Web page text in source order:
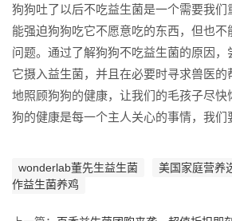
狗狗吐了以后不吃益生菌是一个需要我们
能强迫狗狗吃它不愿意吃的东西，但也不
问题。通过了解狗狗不吃益生菌的原因，
它摄入益生菌，并且在必要时寻求兽医
地照顾狗狗的健康，让我们的毛孩子尽快
狗的健康是每一个主人关心的事情，我们
wonderlab董先生益生菌 美国家庭营养
作益生菌养鸡